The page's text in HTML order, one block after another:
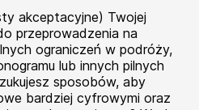
akceptacyjne) Twojej
przeprowadzenia na
ograniczeń w podróży,
lub innych pilnych
sposobów, aby
bardziej cyfrowymi oraz